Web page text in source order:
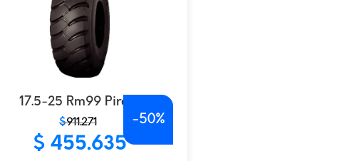
17.5-25 Rm99 Pirelli
$911.271
$ 455.635
-50%